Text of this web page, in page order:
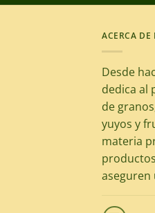
ACERCA DE
Desde
dedica al
de
yuyos y
materia
aseguren